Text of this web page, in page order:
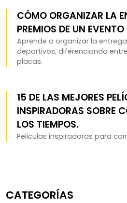
CÓMO ORGANIZAR LA
PREMIOS DE UN
Aprende a organizar la
deportivos, diferenciando
placas.
15 DE LAS MEJORES
INSPIRADORAS SOBRE
LOS TIEMPOS.
Peliculas inspiradoras para
CATEGORÍAS